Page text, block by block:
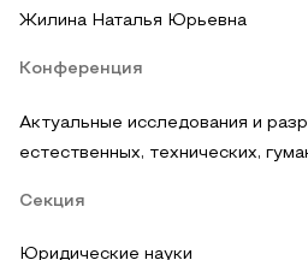
Жилина Наталья Юрьевна
Конференция
Актуальные исследования и
естественных, технических,
Секция
Юридические науки